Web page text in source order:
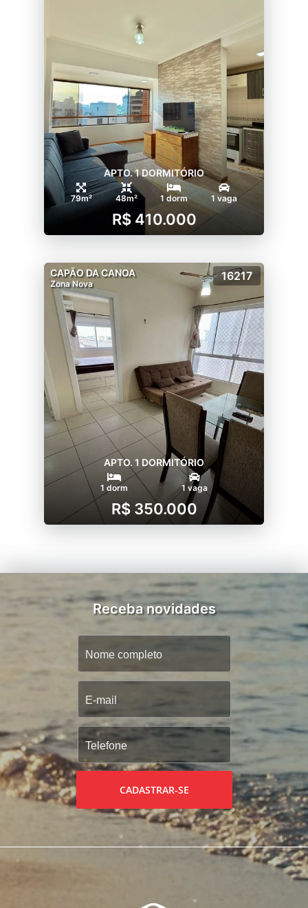
APTO. 1 DORMITÓRIO
79m² 48m² 1 dorm 1 vaga
R$ 410.000
CAPÃO DA CANOA
Zona Nova
16217
APTO. 1 DORMITÓRIO
1 dorm 1 vaga
R$ 350.000
Receba novidades
CADASTRAR-SE